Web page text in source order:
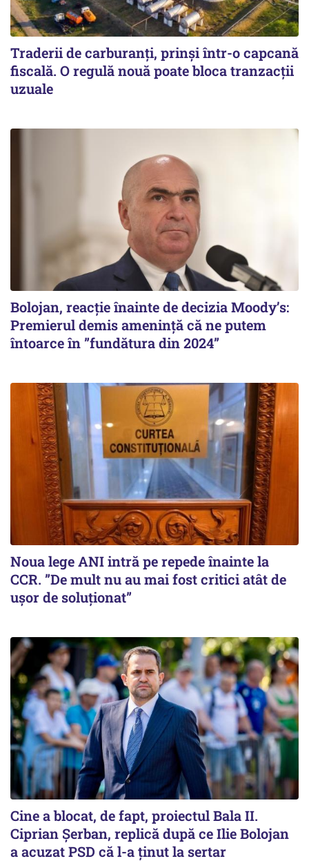
Traderii de carburanți, prinși într-o capcană
fiscală. O regulă nouă poate bloca tranzacții
uzuale
Bolojan, reacție înainte de decizia Moody’s:
Premierul demis amenință că ne putem
întoarce în ”fundătura din 2024”
Noua lege ANI intră pe repede înainte la
CCR. ”De mult nu au mai fost critici atât de
ușor de soluționat”
Cine a blocat, de fapt, proiectul Bala II.
Ciprian Șerban, replică după ce Ilie Bolojan
a acuzat PSD că l-a ținut la sertar